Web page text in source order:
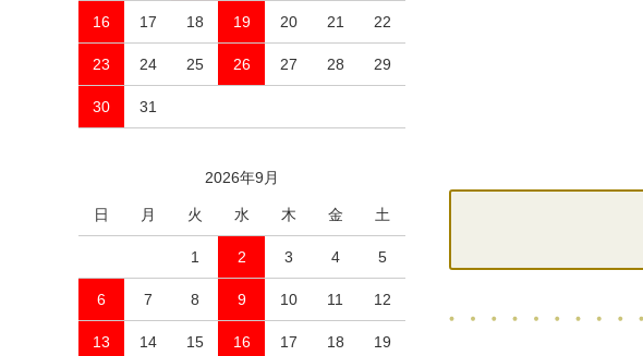
16 17 18 19 20 21 22
23 24 25 26 27 28 29
30 31
2026年9月
日 月 火 水 木 金 土
1 2 3 4 5
6 7 8 9 10 11 12
13 14 15 16 17 18 19